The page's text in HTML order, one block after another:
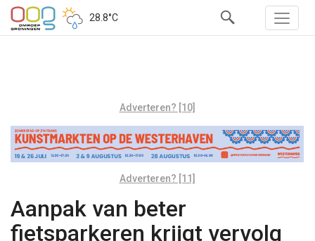
28.8°C
Adverteren? [10]
Adverteren? [11]
Aanpak van beter
fietsparkeren krijgt vervolg